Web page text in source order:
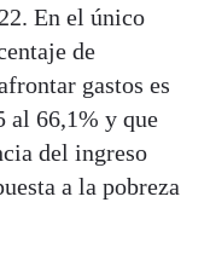
En el único
de
gastos es
al 66,1% y que
del ingreso
a la pobreza